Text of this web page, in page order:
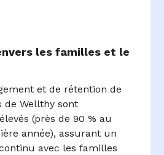
les familles et le
et de rétention de
de Wellthy sont
(près de 90 % au
année), assurant un
avec les familles